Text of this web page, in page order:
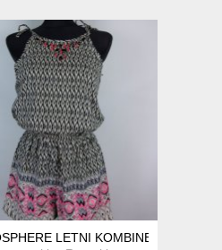
PAS 94 CMLETNI KOMBINEZON